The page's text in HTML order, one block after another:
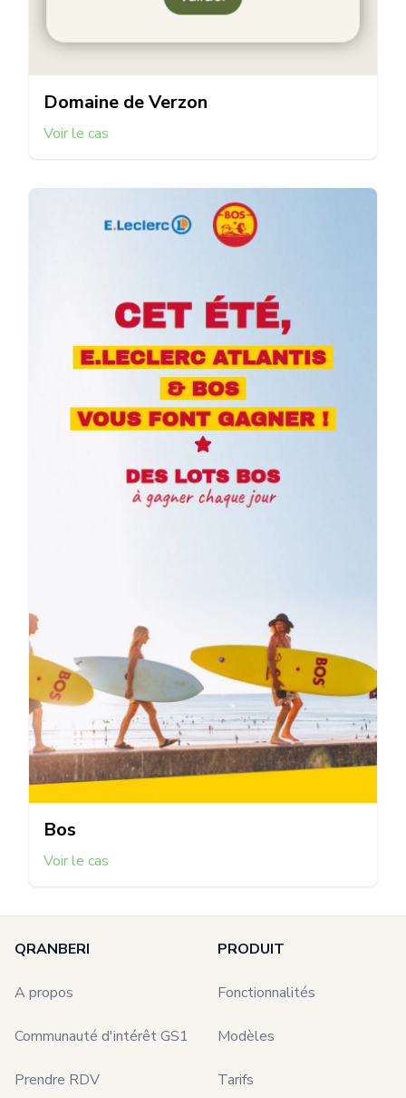
Domaine de Verzon
Voir le cas
Bos
Voir le cas
QRANBERI
A propos
Communauté d'intérêt GS1
Prendre RDV
PRODUIT
Fonctionnalités
Modèles
Tarifs